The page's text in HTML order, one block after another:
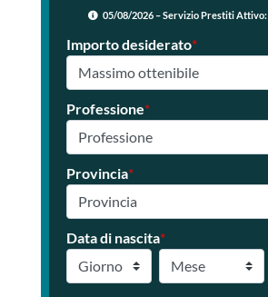
05/08/2026 – Servizio Prestiti Attivo:
Importo desiderato*
Professione*
Provincia*
Data di nascita*